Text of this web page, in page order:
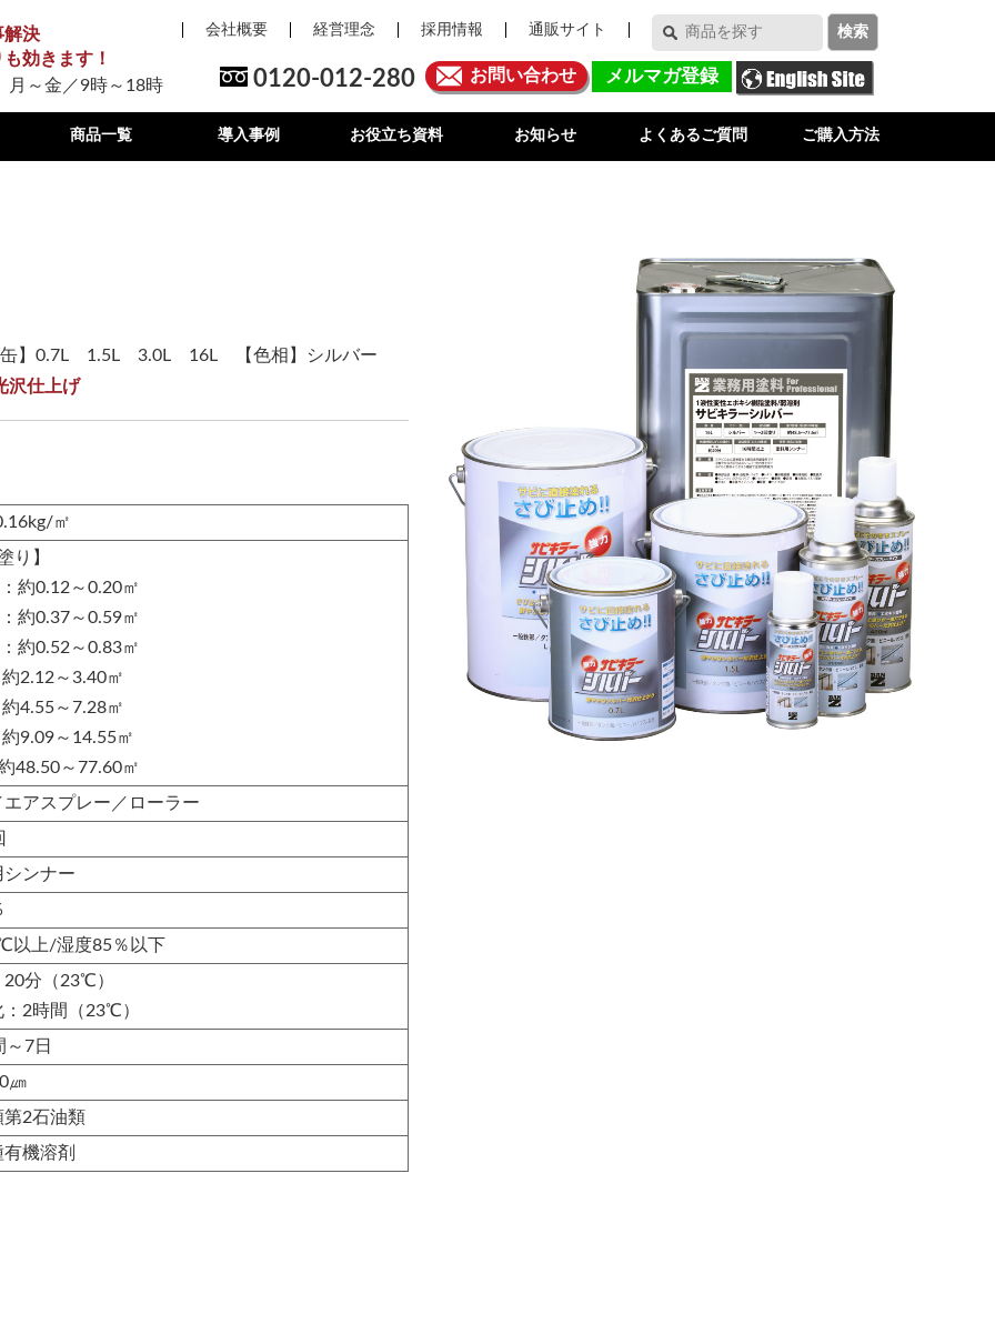
解決
効きます！
月～金／9時～18時
会社概要 経営理念 採用情報 通販サイト
0120-012-280 お問い合わせ メルマガ登録
商品一覧 導入事例 お役立ち資料 お知らせ よくあるご質問 ご購入方法
】0.7L 1.5L 3.0L 16L 【色相】シルバー
沢仕上げ
㎡
り】
約0.12～0.20㎡
約0.37～0.59㎡
約0.52～0.83㎡
2.12～3.40㎡
4.55～7.28㎡
9.09～14.55㎡
48.50～77.60㎡
エアスプレー／ローラー
シンナー
以上/湿度85％以下
20分（23℃）
：2時間（23℃）
～7日
㎛
第2石油類
機溶剤